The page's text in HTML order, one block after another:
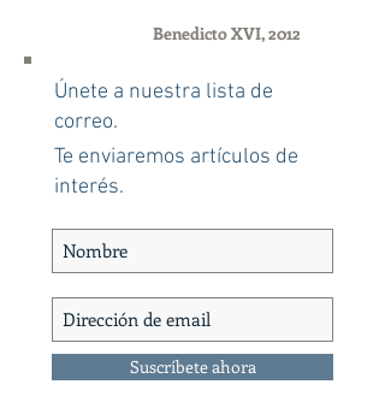
Benedicto XVI, 2012
Únete a nuestra lista de
correo.
Te enviaremos artículos de
interés.
Suscríbete ahora